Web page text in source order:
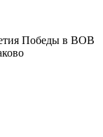
Победы в ВОВ